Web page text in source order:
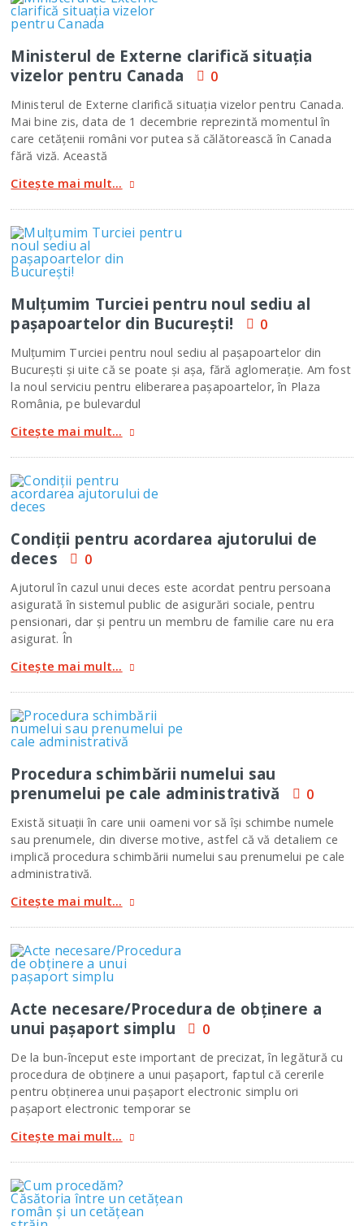
Ministerul de Externe clarifică situaţia
vizelor pentru Canada
0
Ministerul de Externe clarifică situaţia vizelor pentru Canada.
Mai bine zis, data de 1 decembrie reprezintă momentul în
care cetăţenii români vor putea să călătorească în Canada
fără viză. Această
Citește mai mult...
Mulţumim Turciei pentru noul sediu al
paşapoartelor din Bucureşti!
0
Mulţumim Turciei pentru noul sediu al paşapoartelor din
Bucureşti şi uite că se poate şi aşa, fără aglomeraţie. Am fost
la noul serviciu pentru eliberarea paşapoartelor, în Plaza
România, pe bulevardul
Citește mai mult...
Condiţii pentru acordarea ajutorului de
deces
0
Ajutorul în cazul unui deces este acordat pentru persoana
asigurată în sistemul public de asigurări sociale, pentru
pensionari, dar şi pentru un membru de familie care nu era
asigurat. În
Citește mai mult...
Procedura schimbării numelui sau
prenumelui pe cale administrativă
0
Există situaţii în care unii oameni vor să îşi schimbe numele
sau prenumele, din diverse motive, astfel că vă detaliem ce
implică procedura schimbării numelui sau prenumelui pe cale
administrativă.
Citește mai mult...
Acte necesare/Procedura de obţinere a
unui paşaport simplu
0
De la bun-început este important de precizat, în legătură cu
procedura de obţinere a unui paşaport, faptul că cererile
pentru obţinerea unui paşaport electronic simplu ori
paşaport electronic temporar se
Citește mai mult...